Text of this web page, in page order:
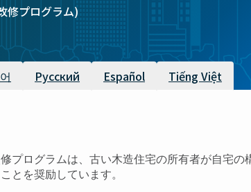
プログラム)
Русский Español Tiếng Việt
プログラムは、古い木造住宅の所有者が自宅の
とを奨励しています。